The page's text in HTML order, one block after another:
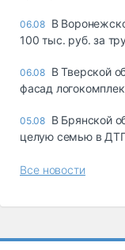
06.08 В
100 тыс. руб. за
06.08 В Тверской
фасад
05.08 В Брянской
целую семью в
Все новости